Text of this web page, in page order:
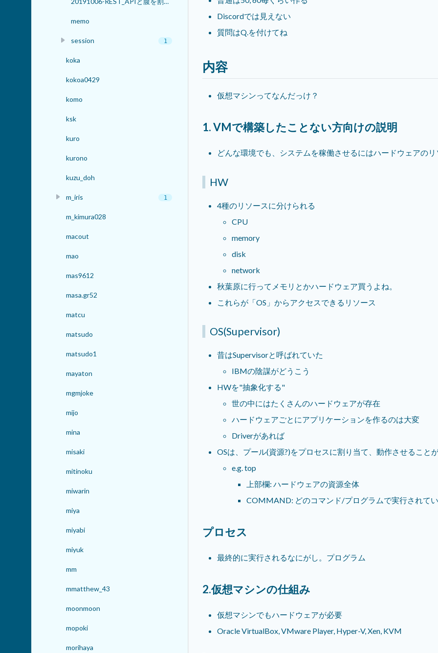
memo
session 1
koka
kokoa0429
komo
ksk
kuro
kurono
kuzu_doh
m_iris 1
m_kimura028
macout
mao
mas9612
masa.gr52
matcu
matsudo
matsudo1
mayaton
mgmjoke
mijo
mina
misaki
mitinoku
miwarin
miya
miyabi
miyuk
mm
mmatthew_43
moonmoon
mopoki
morihaya
Discordでは見えない
質問はQ.を付けてね
内容
仮想マシンってなんだっけ？
1. VMで構築したことない方向けの説明
どんな環境でも、システムを稼働させるにはハードウェアの
HW
4種のリソースに分けられる
CPU
memory
disk
network
秋葉原に行ってメモリとかハードウェア買うよね。
これらが「OS」からアクセスできるリソース
OS(Supervisor)
昔はSupervisorと呼ばれていた
IBMの陰謀がどうこう
HWを"抽象化する"
世の中にはたくさんのハードウェアが存在
ハードウェアごとにアプリケーションを作るのは大変
Driverがあれば
OSは、プール(資源?)をプロセスに割り当て、動作させること
e.g. top
上部欄: ハードウェアの資源全体
COMMAND: どのコマンド/プログラムで実行されて
プロセス
最終的に実行されるなにがし。プログラム
2.仮想マシンの仕組み
仮想マシンでもハードウェアが必要
Oracle VirtualBox, VMware Player, Hyper-V, Xen, KVM